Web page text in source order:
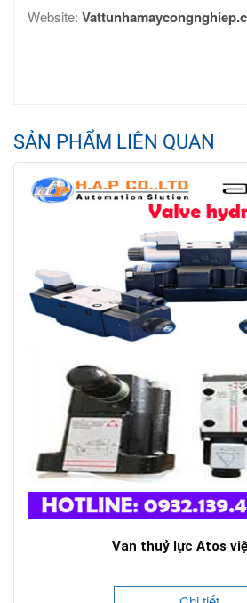
Website:
SẢN PHẨM LIÊN QUAN
Van thuỷ lực Atos